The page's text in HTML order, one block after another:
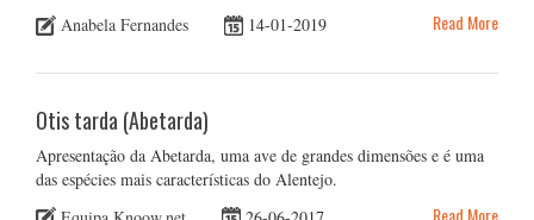
Anabela Fernandes
14-01-2019 Read More
Otis tarda (Abetarda)
Apresentação da Abetarda, uma ave de grandes dimensões e é uma
das espécies mais características do Alentejo.
Read More